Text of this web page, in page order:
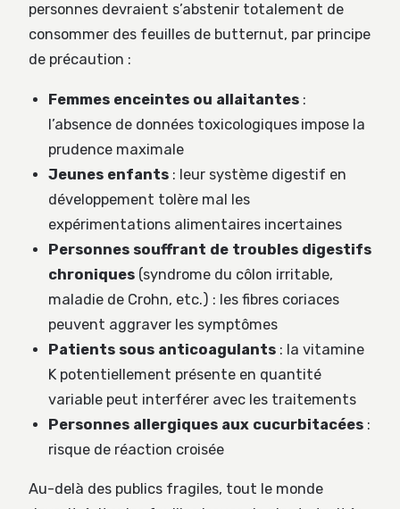
personnes devraient s’abstenir totalement de
consommer des feuilles de butternut, par principe
de précaution :
Femmes enceintes ou allaitantes :
l’absence de données toxicologiques impose la
prudence maximale
Jeunes enfants : leur système digestif en
développement tolère mal les
expérimentations alimentaires incertaines
Personnes souffrant de troubles digestifs
chroniques (syndrome du côlon irritable,
maladie de Crohn, etc.) : les fibres coriaces
peuvent aggraver les symptômes
Patients sous anticoagulants : la vitamine
K potentiellement présente en quantité
variable peut interférer avec les traitements
Personnes allergiques aux cucurbitacées :
risque de réaction croisée
Au-delà des publics fragiles, tout le monde